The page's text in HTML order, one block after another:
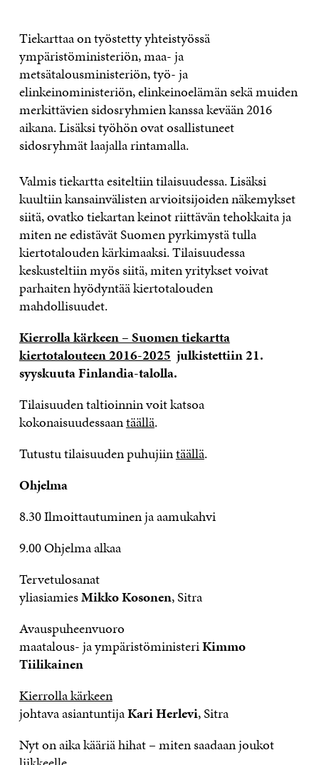
Tiekarttaa on työstetty yhteistyössä
ympäristöministeriön, maa- ja
metsätalousministeriön, työ- ja
elinkeinoministeriön, elinkeinoelämän sekä muiden
merkittävien sidosryhmien kanssa kevään 2016
aikana. Lisäksi työhön ovat osallistuneet
sidosryhmät laajalla rintamalla.
Valmis tiekartta esiteltiin tilaisuudessa. Lisäksi
kuultiin kansainvälisten arvioitsijoiden näkemykset
siitä, ovatko tiekartan keinot riittävän tehokkaita ja
miten ne edistävät Suomen pyrkimystä tulla
kiertotalouden kärkimaaksi. Tilaisuudessa
keskusteltiin myös siitä, miten yritykset voivat
parhaiten hyödyntää kiertotalouden
mahdollisuudet.
Kierrolla kärkeen – Suomen tiekartta
kiertotalouteen 2016-2025 julkistettiin 21.
syyskuuta Finlandia-talolla.
Tilaisuuden taltioinnin voit katsoa
kokonaisuudessaantäällä.
Tutustu tilaisuuden puhujiintäällä.
Ohjelma
8.30 Ilmoittautuminen ja aamukahvi
9.00 Ohjelma alkaa
Tervetulosanat
yliasiamiesMikko Kosonen, Sitra
Avauspuheenvuoro
maatalous- ja ympäristöministeriKimmo
Tiilikainen
Kierrolla kärkeen
johtava asiantuntijaKari Herlevi, Sitra
Nyt on aika kääriä hihat – miten saadaan joukot